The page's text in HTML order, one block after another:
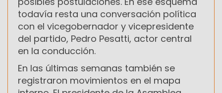
todavía resta una conversación política
con el vicegobernador y vicepresidente
del partido, Pedro Pesatti, actor central
en la conducción.
En las últimas semanas también se
registraron movimientos en el mapa